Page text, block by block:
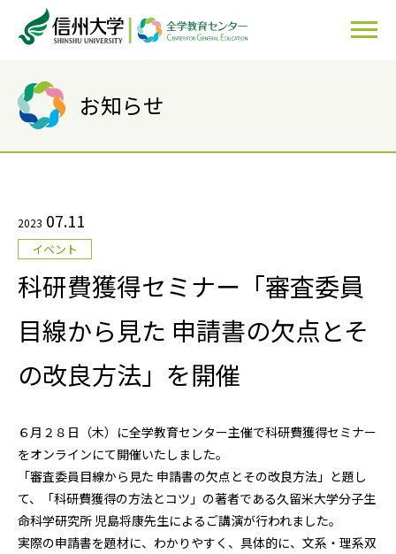
お知らせ
2023 07.11
イベント
科研費獲得セミナー「審査委員
目線から見た 申請書の欠点とそ
の改良方法」を開催
６月２８日（木）に全学教育センター主催で科研費獲得セミナー
をオンラインにて開催いたしました。
「審査委員目線から見た 申請書の欠点とその改良方法」と題し
て、「科研費獲得の方法とコツ」の著者である久留米大学分子生
命科学研究所 児島将康先生によるご講演が行われました。
実際の申請書を題材に、わかりやすく、具体的に、文系・理系双